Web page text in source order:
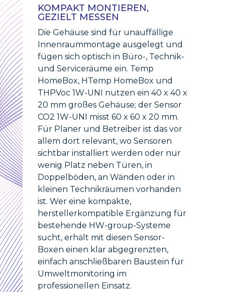
KOMPAKT MONTIEREN,
GEZIELT MESSEN
Die Gehäuse sind für unauffällige
Innenraummontage ausgelegt und
fügen sich optisch in Büro-, Technik-
und Serviceräume ein. Temp
HomeBox, HTemp HomeBox und
THPVoc 1W-UNI nutzen ein 40 x 40 x
20 mm großes Gehäuse; der Sensor
CO2 1W-UNI misst 60 x 60 x 20 mm.
Für Planer und Betreiber ist das vor
allem dort relevant, wo Sensoren
sichtbar installiert werden oder nur
wenig Platz neben Türen, in
Doppelböden, an Wänden oder in
kleinen Technikräumen vorhanden
ist. Wer eine kompakte,
herstellerkompatible Ergänzung für
bestehende HW-group-Systeme
sucht, erhält mit diesen Sensor-
Boxen einen klar abgegrenzten,
einfach anschließbaren Baustein für
Umweltmonitoring im
professionellen Einsatz.